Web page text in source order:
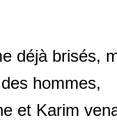
déjà brisés,
des hommes,
et Karim